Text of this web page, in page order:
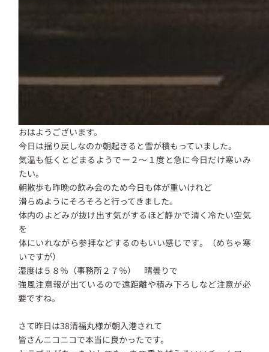
おはようございます。
今日は揺り戻しなのか朝起きると雪が積もっていました。
気温も低くとどまるようでー２～１度と急に今日だけ寒いみ
たい。
朝散歩も昨晩の飲み会のため今日も体が重いけれど
滑らぬようにそろそろと行ってきました。
体内のよどみが抜け出す気がするほど静かで清く冷たい空気
を
体にいれながら参拝などするのもいい感じです。（めちゃ寒
いですが）
湿度は５８％（事務所２７％） 晴曇りで
強風注意報が出ているので遠距離や積み下ろしなど注意が必
要ですね。
さて昨日は38清福丸様が朝入港されて
皆さんニコニコで本当に良かったです。